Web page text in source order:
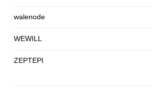
walenode
WEWILL
ZEPTEPI